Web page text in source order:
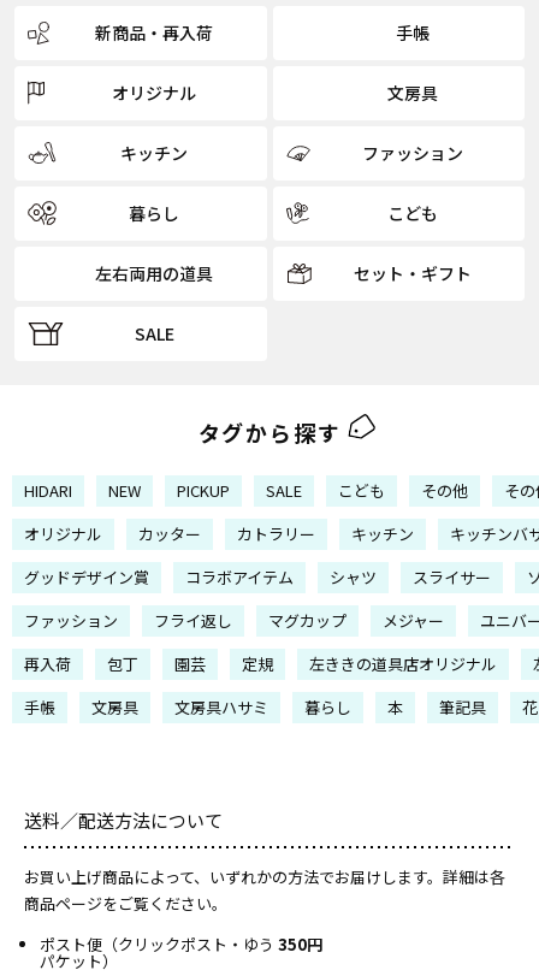
新商品・再入荷 手帳
オリジナル 文房具
キッチン ファッション
暮らし こども
左右両用の道具 セット・ギフト
SALE
タグから探す
HIDARI NEW PICKUP SALE こども その他
そ
オリジナル
カッター カトラリー キッチン
キッチンバ
グッドデザイン賞
コラボアイテム シャツ スライサー
ファッション
フライ返し マグカップ メジャー
ユニバ
再入荷
包丁 園芸 定規 左ききの道具店オリジナル
手帳
文房具 文房具ハサミ 暮らし 本 筆記具
送料／配送方法について
お買い上げ商品によって、いずれかの方法でお届けします。詳細は各
商品ページをご覧ください。
ポスト便（クリックポスト・ゆう
パケット）
350円